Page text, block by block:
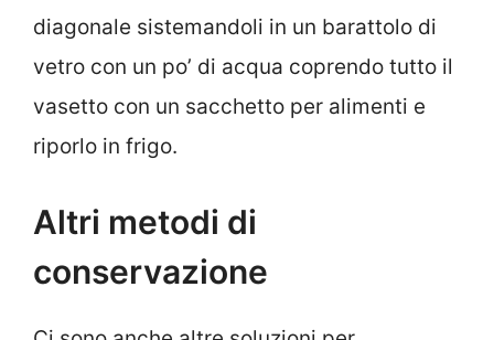
diagonale sistemandoli in un barattolo di
vetro con un po’ di acqua coprendo tutto il
vasetto con un sacchetto per alimenti e
riporlo in frigo.
Altri metodi di
conservazione